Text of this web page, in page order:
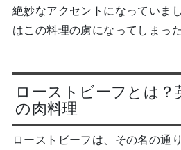
絶妙なアクセントになっていま
はこの料理の虜になってしまった
ローストビーフとは？
の肉料理
ローストビーフは、その名の通